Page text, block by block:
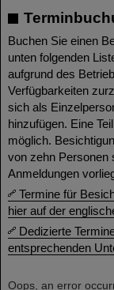
Buchen Sie einen
unten folgenden
aufgrund des
Verfügbarkeiten
sich als
hinzufügen. Eine
möglich.
von zehn Personen
Anmeldungen
Termine für
hier auf der
Dedizierte
entsprechenden
Oops, an error